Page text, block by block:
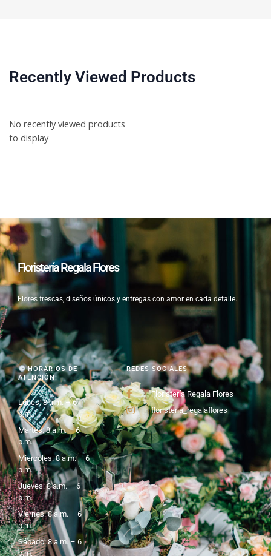
Recently Viewed Products
No recently viewed products
to display
REDES SOCIALES
Floristería Regala Flores
floristeria_regalaflores
HORARIOS DE
ATENCIÓN:
Lunes: 8 a.m. – 6
p.m.
Martes: 8 a.m. – 6
p.m.
Miercoles: 8 a.m. – 6
p.m.
Jueves: 8 a.m. – 6
p.m.
Viernes: 8 a.m. – 6
p.m.
Sábado: 8 a.m. – 6
p.m.
Floristería Regala Flores
Flores frescas, diseños únicos y entregas con amor en cada detalle.